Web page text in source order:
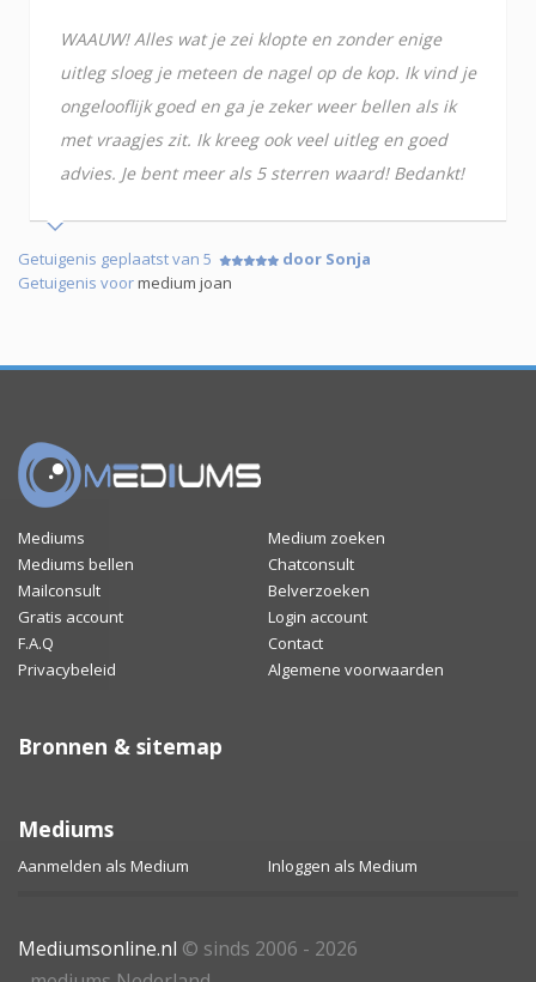
WAAUW! Alles wat je zei klopte en zonder enige
uitleg sloeg je meteen de nagel op de kop. Ik vind je
ongelooflijk goed en ga je zeker weer bellen als ik
met vraagjes zit. Ik kreeg ook veel uitleg en goed
advies. Je bent meer als 5 sterren waard! Bedankt!
Getuigenis geplaatst van 5
door Sonja
Getuigenis voormedium joan
Mediums
Medium zoeken
Mediums bellen
Chatconsult
Mailconsult
Belverzoeken
Gratis account
Login account
F.A.Q
Contact
Privacybeleid
Algemene voorwaarden
Bronnen & sitemap
Mediums
Aanmelden als Medium Inloggen als Medium
Mediumsonline.nl © sinds 2006 - 2026